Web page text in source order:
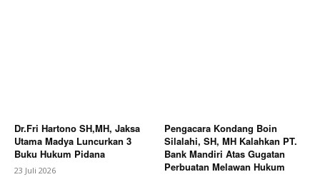
Dr.Fri Hartono SH,MH, Jaksa
Utama Madya Luncurkan 3
Buku Hukum Pidana
23 Juli 2026
Pengacara Kondang Boin
Silalahi, SH, MH Kalahkan PT.
Bank Mandiri Atas Gugatan
Perbuatan Melawan Hukum